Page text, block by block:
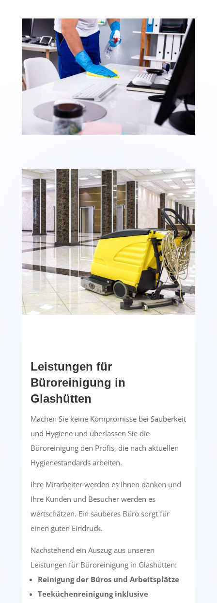
Leistungen für
Büroreinigung in
Glashütten
Machen Sie keine Kompromisse bei Sauberkeit
und Hygiene und überlassen Sie die
Büroreinigung den Profis, die nach aktuellen
Hygienestandards arbeiten.
Ihre Mitarbeiter werden es Ihnen danken und
Ihre Kunden und Besucher werden es
wertschätzen. Ein sauberes Büro sorgt für
einen guten Eindruck.
Nachstehend ein Auszug aus unseren
Leistungen für Büroreinigung in Glashütten:
Reinigung der Büros und Arbeitsplätze
Teeküchenreinigung inklusive